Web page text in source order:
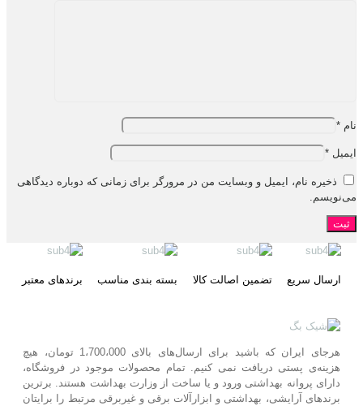
نام *
ایمیل *
ذخیره نام، ایمیل و وبسایت من در مرورگر برای زمانی که دوباره دیدگاهی
می‌نویسم.
ارسال سریع تضمین اصالت کالا بسته بندی مناسب برندهای معتبر
هرجای ایران که باشید برای ارسال‌های بالای 1،700،000 تومان، هیچ
هزینه‌ی پستی دریافت نمی کنیم. تمام محصولات موجود در فروشگاه،
دارای پروانه بهداشتی ورود و یا ساخت از وزارت بهداشت هستند. برترین‌
برندهای آرایشی، بهداشتی و ابزارآلات برقی و غیربرقی مرتبط را برایتان